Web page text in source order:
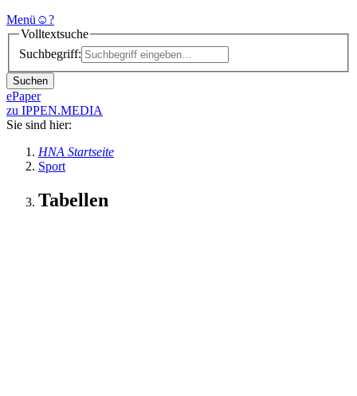
Menü ☺?
Volltextsuche
Suchbegriff:
Suchen
ePaper
zu IPPEN.MEDIA
Sie sind hier:
HNA Startseite
Sport
Tabellen